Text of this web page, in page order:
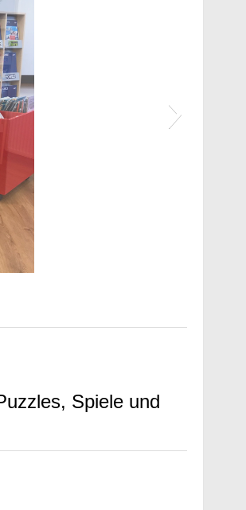
Spiele und